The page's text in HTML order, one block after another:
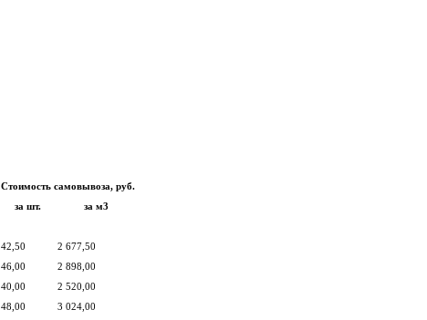
Стоимость самовывоза, руб.
за шт.
за м3
42,50
2 677,50
46,00
2 898,00
40,00
2 520,00
48,00
3 024,00